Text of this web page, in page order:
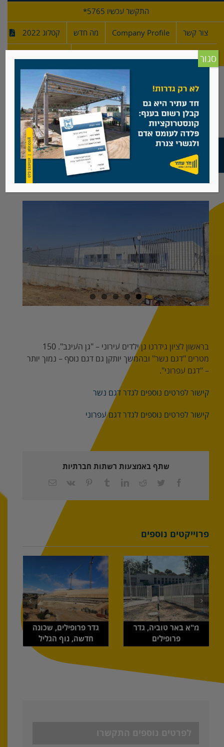
התקשר עכשיו 5765*
צור קשר Company Profile מה חדש קטלוג 2022
גן ילדים, ראשון לציון
Image
בראשון לציון גידרנו גן ילדים עירוני – "גן העינב". 150
מטרים "דגם נשר" ובהמשך יותקן גם דגם נוסף – נמוך יותר
– "דגם עפרוני".
קישור לפרטים נוספים לגדר דגם נשר
קישור לפרטים נוספים לגדר דגם עפרוני
שתף באמצעות רשתות חברתיות
Facebook
Twitter
Reddit
LinkedIn
Tumblr
Pinterest
כתובת
פרוייקטים נוספים
גדר פרופילים, שכונה
חדשה, נוף הגליל
מ"א באר טוביה, גדר
פרופילים
סגור